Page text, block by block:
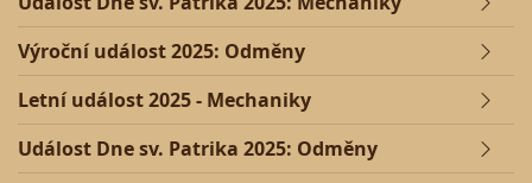
Výroční událost 2025: Odměny
Letní událost 2025 - Mechaniky
Událost Dne sv. Patrika 2025: Odměny